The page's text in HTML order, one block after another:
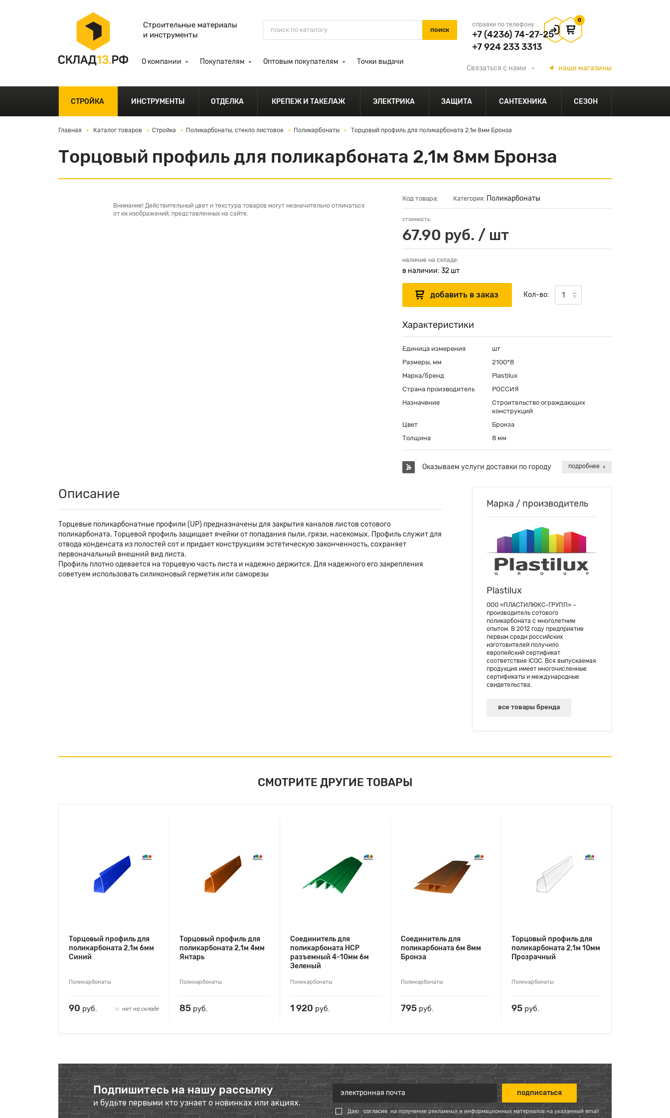
Строительные материалы
и инструменты
справки по телефону
+7 (4236) 74-27-25
+7 924 233 3313
0
О компании Покупателям Оптовым покупателям Точки выдачи
Связаться с нами наши магазины
СТРОЙКА ИНСТРУМЕНТЫ ОТДЕЛКА КРЕПЕЖ И ТАКЕЛАЖ ЭЛЕКТРИКА ЗАЩИТА САНТЕХНИКА СЕЗОН
Главная Каталог товаров Стройка Поликарбонаты, стекло листовое Поликарбонаты Торцовый профиль для поликарбоната 2,1м 8мм Бронза
Торцовый профиль для поликарбоната 2,1м 8мм Бронза
Внимание! Действительный цвет и текстура товаров могут незначительно отличаться
от их изображений, представленных на сайте.
Код товара: Категория: Поликарбонаты
стоимость:
67.90 руб. / шт
наличие на складе:
в наличии: 32 шт
Кол-во:
Характеристики
Единица измерения
шт
Размеры, мм
2100*8
Марка/бренд
Plastilux
Страна производитель
РОССИЯ
Назначение
Строительство ограждающих
конструкций
Цвет
Бронза
Толщина
8 мм
Оказываем услуги доставки по городу подробнее
Описание
Торцевые поликарбонатные профили (UP) предназначены для закрытия каналов листов сотового
поликарбоната. Торцевой профиль защищает ячейки от попадания пыли, грязи, насекомых. Профиль служит для
отвода конденсата из полостей сот и придает конструкциям эстетическую законченность, сохраняет
первоначальный внешний вид листа.
Профиль плотно одевается на торцевую часть листа и надежно держится. Для надежного его закрепления
советуем использовать силиконовый герметик или саморезы
Марка / производитель
Plastilux
ООО «ПЛАСТИЛЮКС-ГРУПП» –
производитель сотового
поликарбоната с многолетним
опытом. В 2012 году предприятие
первым среди российских
изготовителей получило
европейский сертификат
соответствия ICQC. Вся выпускаемая
продукция имеет многочисленные
сертификаты и международные
свидетельства.
все товары бренда
СМОТРИТЕ ДРУГИЕ ТОВАРЫ
Торцовый профиль для
поликарбоната 2,1м 6мм
Синий
Поликарбонаты
90 руб. нет на складе
Торцовый профиль для
поликарбоната 2,1м 4мм
Янтарь
Поликарбонаты
85 руб.
Соединитель для
поликарбоната НСР
разъемный 4-10мм 6м
Зеленый
Поликарбонаты
1 920 руб.
Соединитель для
поликарбоната 6м 8мм
Бронза
Поликарбонаты
795 руб.
Торцовый профиль для
поликарбоната 2,1м 10мм
Прозрачный
Поликарбонаты
95 руб.
Подпишитесь на нашу рассылку
и будьте первыми кто узнает о новинках или акциях.
Даю согласие на получение рекламных и информационных материалов на указанный email